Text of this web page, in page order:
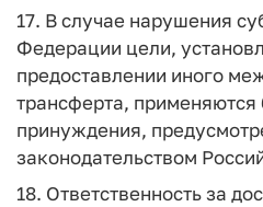
17. В случае нарушения
Федерации цели,
предоставлении иного
трансферта,
принуждения,
законодательством
18. Ответственность за